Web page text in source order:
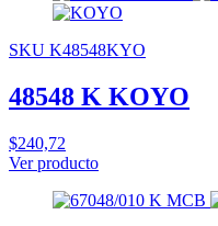
SKU K48548KYO
48548 K KOYO
$240,72
Ver producto